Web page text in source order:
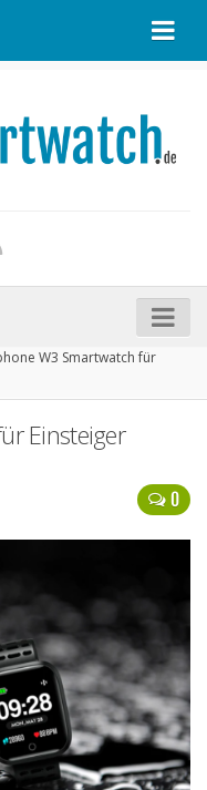
W3 Smartwatch für
Einsteiger
0